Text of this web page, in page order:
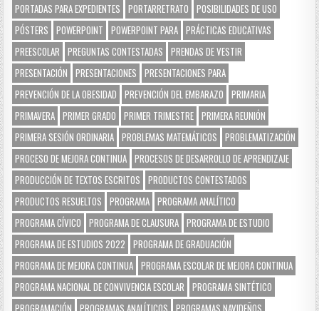
PORTADAS PARA EXPEDIENTES
PORTARRETRATO
POSIBILIDADES DE USO
PÓSTERS
POWERPOINT POWERPOINT PARA PRÁCTICAS EDUCATIVAS
PREESCOLAR
PREGUNTAS CONTESTADAS
PRENDAS DE VESTIR
PRESENTACIÓN
PRESENTACIONES
PRESENTACIONES PARA
PREVENCIÓN DE LA OBESIDAD
PREVENCIÓN DEL EMBARAZO
PRIMARIA
PRIMAVERA PRIMER GRADO PRIMER TRIMESTRE PRIMERA REUNIÓN
PRIMERA SESIÓN ORDINARIA PROBLEMAS MATEMÁTICOS
PROBLEMATIZACIÓN
PROCESO DE MEJORA CONTINUA PROCESOS DE DESARROLLO DE APRENDIZAJE
PRODUCCIÓN DE TEXTOS ESCRITOS
PRODUCTOS CONTESTADOS
PRODUCTOS RESUELTOS
PROGRAMA PROGRAMA ANALÍTICO
PROGRAMA CÍVICO
PROGRAMA DE CLAUSURA PROGRAMA DE ESTUDIO
PROGRAMA DE ESTUDIOS 2022
PROGRAMA DE GRADUACIÓN
PROGRAMA DE MEJORA CONTINUA PROGRAMA ESCOLAR DE MEJORA CONTINUA
PROGRAMA NACIONAL DE CONVIVENCIA ESCOLAR
PROGRAMA SINTÉTICO
PROGRAMACIÓN
PROGRAMAS ANALÍTICOS
PROGRAMAS NAVIDEÑOS